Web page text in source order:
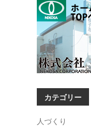
カテゴリー
人づくり